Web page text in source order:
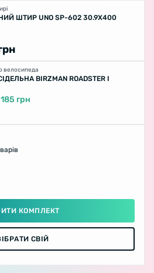
ШТИР UNO SP-602 30.9X400
велосипеда
BIRZMAN ROADSTER I
185 грн
КОМПЛЕКТ
СВІЙ